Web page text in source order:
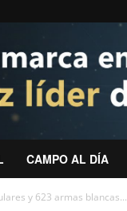
CAMPO AL DÍA
y 623 armas blancas...